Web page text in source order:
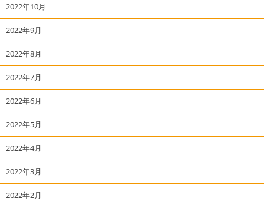
2022年10月
2022年9月
2022年8月
2022年7月
2022年6月
2022年5月
2022年4月
2022年3月
2022年2月